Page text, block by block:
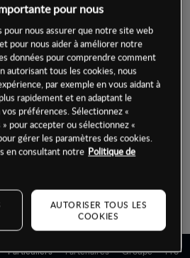
sur le trading de
de devises ou un métal
pouvez vous diversifier
de CFD sur plusieurs
les indices et les
notre bibliothèque de
ci-dessous
Begin
Particuliers Partenaires Groupe Pro
pour nous
pour nous assurer que notre site web
pour nous aider à améliorer notre
données pour comprendre comment
autorisant tous les cookies, nous
par exemple en vous aidant à
rapidement et en adaptant le
préférences. Sélectionnez «
pour accepter ou sélectionnez «
gérer les paramètres des cookies.
en consultant notre Politique de
AUTORISER TOUS LES
COOKIES